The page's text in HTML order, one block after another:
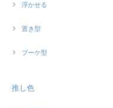
浮かせる
置き型
ブーケ型
推し色